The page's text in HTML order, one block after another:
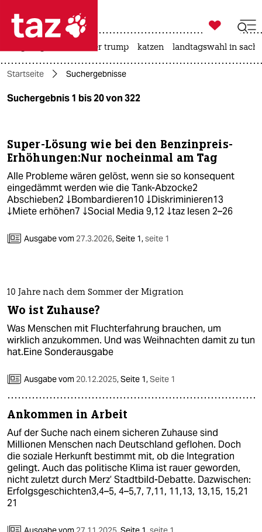
 taz zahl ich
taz zahl ich
themen
öko
gesellschaft
kultur
sport
nord
wahrheit
verlag
shop
fragen & hilfe
unterstützen
abo
genossenschaft
epaper login

taz zahl ich
usa unter trump katzen landtagswahl in
Startseite Suchergebnisse
Suchergebnis 1 bis 20 von 322
Super-Lösung wie bei den Benzinpreis-
Erhöhungen:Nur nocheinmal am Tag
Alle Probleme wären gelöst, wenn sie so konsequent
eingedämmt werden wie die Tank-Abzocke2
Abschieben2 ↓Bombardieren10 ↓Diskriminieren13
↓Miete erhöhen7 ↓Social Media 9,12 ↓taz lesen 2–26
Ausgabe vom 27.3.2026,Seite 1,seite 1
10 Jahre nach dem Sommer der Migration
Wo ist Zuhause?
Was Menschen mit Fluchterfahrung brauchen, um
wirklich anzukommen. Und was Weihnachten damit zu tun
hat.Eine Sonderausgabe
Ausgabe vom 20.12.2025,Seite 1,Seite 1
Ankommen in Arbeit
Auf der Suche nach einem sicheren Zuhause sind
Millionen Menschen nach Deutschland geflohen. Doch
die soziale Herkunft bestimmt mit, ob die Integration
gelingt. Auch das politische Klima ist rauer geworden,
nicht zuletzt durch Merz’ Stadtbild-Debatte. Dazwischen:
Erfolgsgeschichten3,4–5, 4–5,7, 7,11, 11,13, 13,15, 15,21
21